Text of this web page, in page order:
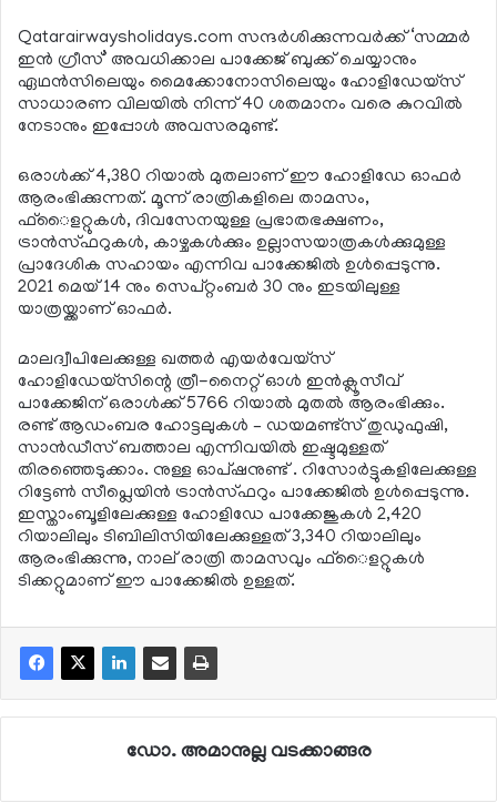
Qatarairwaysholidays.com സന്ദര്‍ശിക്കുന്നവര്‍ക്ക് ‘സമ്മര്‍
ഇന്‍ ഗ്രീസ്’ അവധിക്കാല പാക്കേജ് ബുക്ക് ചെയ്യാനും
ഏഥന്‍സിലെയും മൈക്കോനോസിലെയും ഹോളിഡേയ്‌സ്
സാധാരണ വിലയില്‍ നിന്ന് 40 ശതമാനം വരെ കുറവില്‍
നേടാനും ഇപ്പോള്‍ അവസരമുണ്ട്.
ഒരാള്‍ക്ക് 4,380 റിയാല്‍ മുതലാണ് ഈ ഹോളിഡേ ഓഫര്‍
ആരംഭിക്കുന്നത്. മൂന്ന് രാത്രികളിലെ താമസം,
ഫ്ൈളറ്റുകള്‍, ദിവസേനയുള്ള പ്രഭാതഭക്ഷണം,
ട്രാന്‍സ്ഫറുകള്‍, കാഴ്ചകള്‍ക്കും ഉല്ലാസയാത്രകള്‍ക്കുമുള്ള
പ്രാദേശിക സഹായം എന്നിവ പാക്കേജില്‍ ഉള്‍പ്പെടുന്നു.
2021 മെയ് 14 നും സെപ്റ്റംബര്‍ 30 നും ഇടയിലുള്ള
യാത്രയ്ക്കാണ് ഓഫര്‍.
മാലദ്വീപിലേക്കുള്ള ഖത്തര്‍ എയര്‍വേയ്സ്
ഹോളിഡേയ്സിന്റെ ത്രീ-നൈറ്റ് ഓള്‍ ഇന്‍ക്ലൂസീവ്
പാക്കേജിന് ഒരാള്‍ക്ക് 5766 റിയാല്‍ മുതല്‍ ആരംഭിക്കും.
രണ്ട് ആഡംബര ഹോട്ടലുകള്‍ – ഡയമണ്ട്‌സ് തുഡുഫുഷി,
സാന്‍ഡീസ് ബത്താല എന്നിവയില്‍ ഇഷ്ടമുള്ളത്
തിരഞ്ഞെടുക്കാം. നുള്ള ഓപ്ഷനുണ്ട് . റിസോര്‍ട്ടുകളിലേക്കുള്ള
റിട്ടേണ്‍ സീപ്ലെയിന്‍ ട്രാന്‍സ്ഫറും പാക്കേജില്‍ ഉള്‍പ്പെടുന്നു.
ഇസ്താംബൂളിലേക്കുള്ള ഹോളിഡേ പാക്കേജുകള്‍ 2,420
റിയാലിലും ടിബിലിസിയിലേക്കുള്ളത് 3,340 റിയാലിലും
ആരംഭിക്കുന്നു, നാല് രാത്രി താമസവും ഫ്ൈളറ്റുകള്‍
ടിക്കറ്റുമാണ് ഈ പാക്കേജില്‍ ഉള്ളത്.
ഡോ. അമാനുല്ല വടക്കാങ്ങര